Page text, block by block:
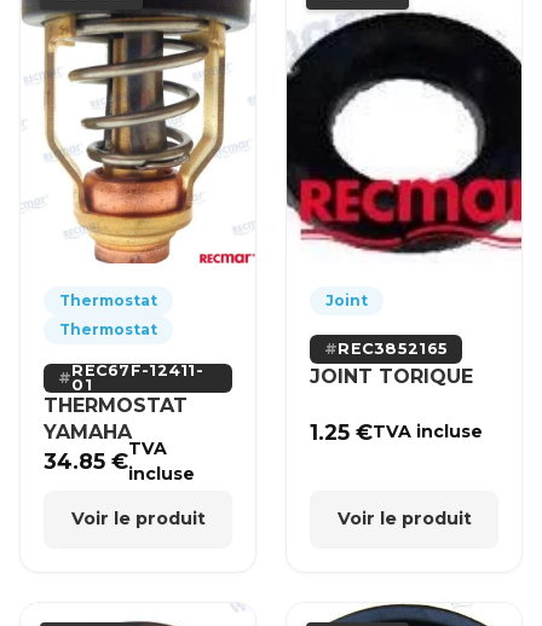
Thermostat
Thermostat
REC67F-12411-
01
THERMOSTAT
YAMAHA
34.85€TVA
incluse
Voir le produit
Joint
REC3852165
JOINT TORIQUE
1.25€TVA incluse
Voir le produit